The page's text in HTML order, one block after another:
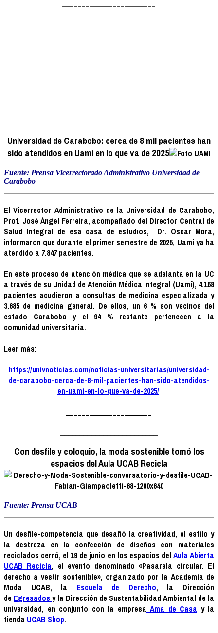
Universidad de Carabobo: cerca de 8 mil pacientes han
sido atendidos en Uami en lo que va de 2025
Fuente: Prensa Vicerrectorado Administrativo Universidad de
Carabobo
El Vicerrector Administrativo de la Universidad de Carabobo,
Prof. José Ángel Ferreira, acompañado del Director Central de
Salud Integral de esa casa de estudios, Dr. Oscar Mora,
informaron que durante el primer semestre de 2025, Uami ya ha
atendido a 7.847 pacientes.
En este proceso de atención médica que se adelanta en la UC
a través de su Unidad de Atención Médica Integral (Uami), 4.168
pacientes acudieron a consultas de medicina especializada y
3.685 de medicina general. De ellos, un 6 % son vecinos del
estado Carabobo y el 94 % restante pertenecen a la
comunidad universitaria.
Leer más:
https://univnoticias.com/noticias-universitarias/universidad-
de-carabobo-cerca-de-8-mil-pacientes-han-sido-atendidos-
en-uami-en-lo-que-va-de-2025/
Con desfile y coloquio, la moda sostenible tomó los
espacios del Aula UCAB Recicla
Fuente: Prensa UCAB
Un desfile-competencia que desafió la creatividad, el estilo y
la destreza en la confección de diseños con materiales
reciclados cerró, el 19 de junio en los espacios del Aula Abierta
UCAB Recicla, el evento denominado «Pasarela circular. El
derecho a vestir sostenible», organizado por la Academia de
Moda UCAB, la Escuela de Derecho, la Dirección
de Egresados y la Dirección de Sustentabilidad Ambiental de la
universidad, en conjunto con la empresa Ama de Casa y la
tienda UCAB Shop.